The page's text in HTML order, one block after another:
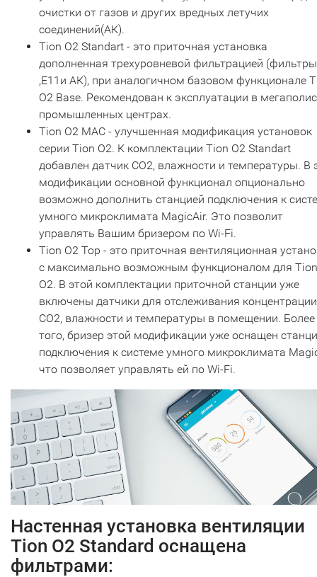
очистки от газов и других вредных летучих
соединений(АК).
Tion О2 Standart - это приточная установка
дополненная трехуровневой фильтрацией
,Е11и АК), при аналогичном базовом функционале
О2 Base. Рекомендован к эксплуатации в
промышленных центрах.
Tion О2 МАС - улучшенная модификация установок
серии Tion О2. К комплектации Tion О2 Standart
добавлен датчик CO2, влажности и температуры. В
модификации основной функционал опционально
возможно дополнить станцией подключения к
умного микроклимата MagicAir. Это позволит
управлять Вашим бризером по Wi-Fi.
Тion О2 Top - это приточная вентиляционная
с максимально возможным функционалом для Tion
О2. В этой комплектации приточной станции уже
включены датчики для отслеживания концентрации
CO2, влажности и температуры в помещении. Более
того, бризер этой модификации уже оснащен
подключения к системе умного микроклимата
что позволяет управлять ей по Wi-Fi.
Настенная установка вентиляции
Tion O2 Standard оснащена
фильтрами: